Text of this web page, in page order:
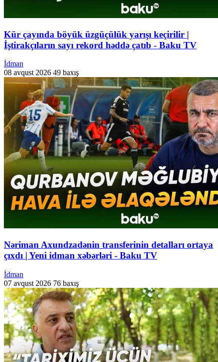
Kür çayında böyük üzgüçülük yarışı keçirilir |
İştirakçıların sayı rekord həddə çatıb - Baku TV
İdman
08 avqust 2026 49 baxış
Nəriman Axundzadənin transferinin detalları ortaya
çıxdı | Yeni idman xəbərləri - Baku TV
İdman
07 avqust 2026 76 baxış